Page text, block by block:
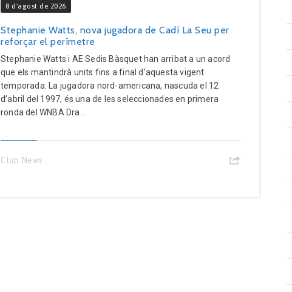
8 d'agost de 2026
Stephanie Watts, nova jugadora de Cadí La Seu per
reforçar el perímetre
Stephanie Watts i AE Sedis Bàsquet han arribat a un acord
que els mantindrà units fins a final d’aquesta vigent
temporada. La jugadora nord-americana, nascuda el 12
d’abril del 1997, és una de les seleccionades en primera
ronda del WNBA Dra...
Club News